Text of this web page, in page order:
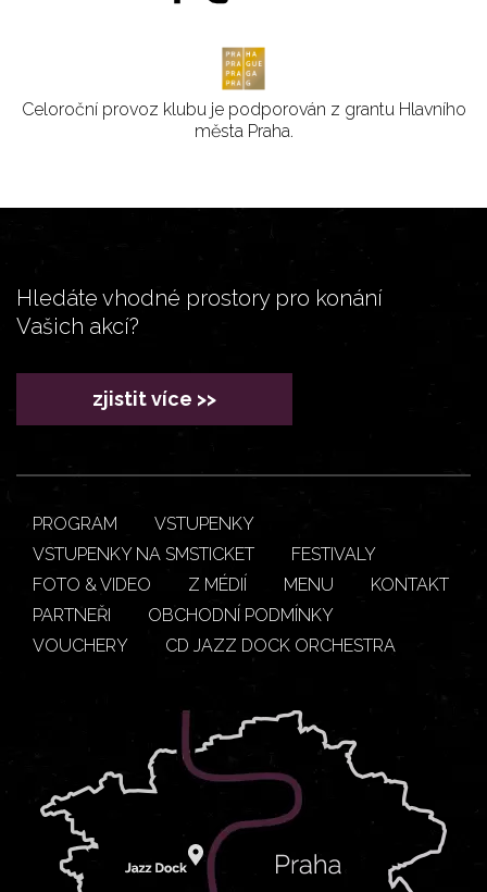
Celoroční provoz klubu je podporován z grantu Hlavního
města Praha.
Hledáte vhodné prostory pro konání
Vašich akcí?
zjistit více >>
PROGRAM
VSTUPENKY
VSTUPENKY NA SMSTICKET
FESTIVALY
FOTO & VIDEO
Z MÉDIÍ MENU
KONTAKT
PARTNEŘI
OBCHODNÍ PODMÍNKY
VOUCHERY
CD JAZZ DOCK ORCHESTRA